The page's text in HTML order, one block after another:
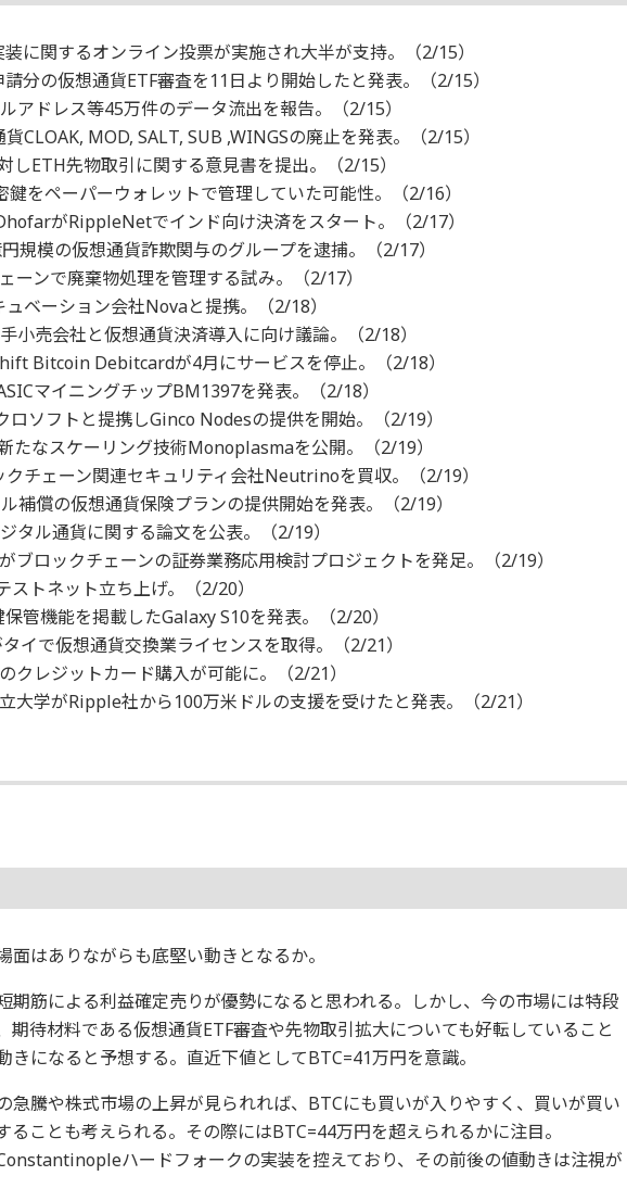
に関するオンライン投票が実施され大半が支持。（2/15）
分の仮想通貨ETF審査を11日より開始したと発表。（2/15）
アドレス等45万件のデータ流出を報告。（2/15）
CLOAK, MOD, SALT, SUB ,WINGSの廃止を発表。（2/15）
しETH先物取引に関する意見書を提出。（2/15）
をペーパーウォレットで管理していた可能性。（2/16）
がRippleNetでインド向け決済をスタート。（2/17）
規模の仮想通貨詐欺関与のグループを逮捕。（2/17）
ーンで廃棄物処理を管理する試み。（2/17）
ベーション会社Novaと提携。（2/18）
小売会社と仮想通貨決済導入に向け議論。（2/18）
Bitcoin Debitcardが4月にサービスを停止。（2/18）
マイニングチップBM1397を発表。（2/18）
ロソフトと提携しGinco Nodesの提供を開始。（2/19）
たなスケーリング技術Monoplasmaを公開。（2/19）
チェーン関連セキュリティ会社Neutrinoを買収。（2/19）
補償の仮想通貨保険プランの提供開始を発表。（2/19）
タル通貨に関する論文を公表。（2/19）
ブロックチェーンの証券業務応用検討プロジェクトを発足。（2/19）
ストネット立ち上げ。（2/20）
管機能を掲載したGalaxy S10を発表。（2/20）
イで仮想通貨交換業ライセンスを取得。（2/21）
クレジットカード購入が可能に。（2/21）
大学がRipple社から100万米ドルの支援を受けたと発表。（2/21）
面はありながらも底堅い動きとなるか。
期筋による利益確定売りが優勢になると思われる。しかし、今の市場には特段
期待材料である仮想通貨ETF審査や先物取引拡大についても好転していること
きになると予想する。直近下値としてBTC=41万円を意識。
急騰や株式市場の上昇が見られれば、BTCにも買いが入りやすく、買いが買い
ることも考えられる。その際にはBTC=44万円を超えられるかに注目。
ハードフォークの実装を控えており、その前後の値動きは注視が